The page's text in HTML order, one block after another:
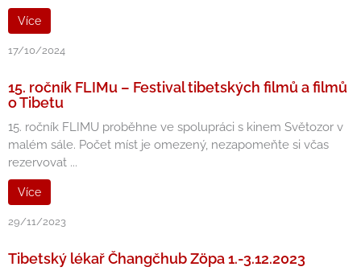
Více
17/10/2024
15. ročník FLIMu – Festival tibetských filmů a filmů
o Tibetu
15. ročník FLIMU proběhne ve spolupráci s kinem Světozor v
malém sále. Počet míst je omezený, nezapomeňte si včas
rezervovat ...
Více
29/11/2023
Tibetský lékař Čhangčhub Zöpa 1.-3.12.2023